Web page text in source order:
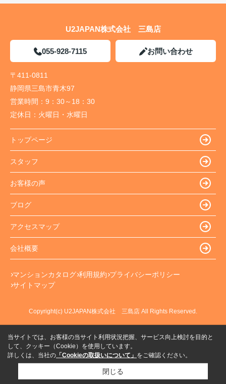
U2JAPAN株式会社 三島店
055-928-7115 お問い合わせ
〒411-0811
静岡県三島市青木97
営業時間： 9：30～18：30
定休日： 火曜日・水曜日
トップページ
スタッフ
お客様の声
ブログ
アクセスマップ
会社概要
マンションカタログ 利用規約 プライバシーポリシー
サイトマップ
Copyright(c) U2JAPAN株式会社 三島店 All Rights Reserved.
当サイトでは、お客様の当サイト利用状況把握、サービス向上検討を目的と
して、クッキー（Cookie）を使用しています。
詳しくは、当社の 「Cookieの取扱いについて」 をご確認ください。
閉じる